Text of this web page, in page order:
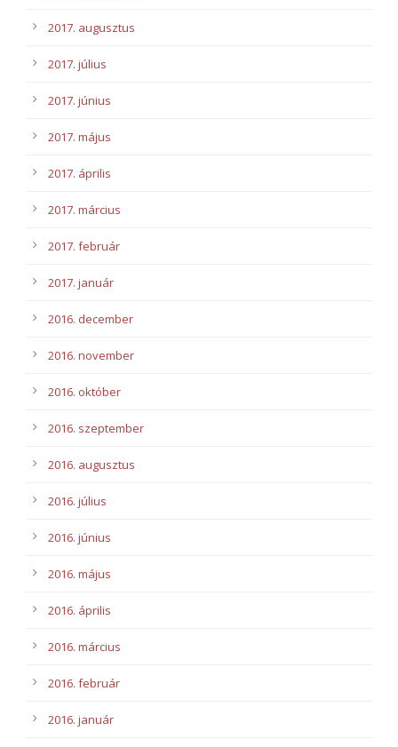
2017. augusztus
2017. július
2017. június
2017. május
2017. április
2017. március
2017. február
2017. január
2016. december
2016. november
2016. október
2016. szeptember
2016. augusztus
2016. július
2016. június
2016. május
2016. április
2016. március
2016. február
2016. január